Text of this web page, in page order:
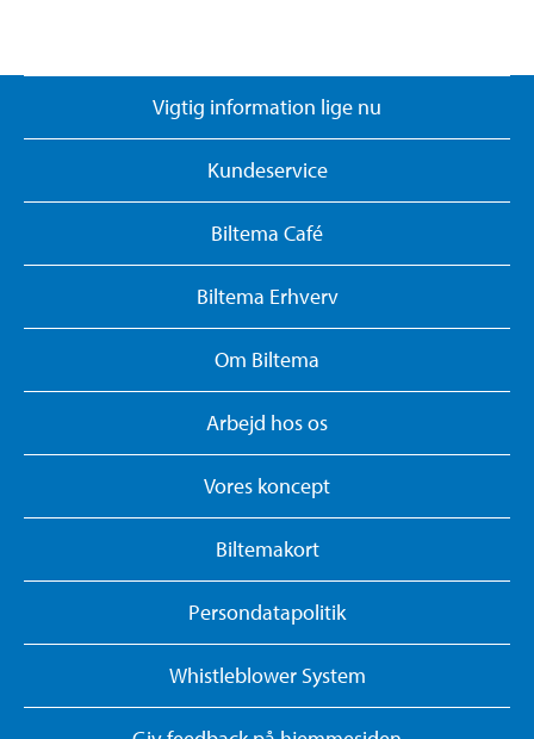
Vigtig information lige nu
Kundeservice
Biltema Café
Biltema Erhverv
Om Biltema
Arbejd hos os
Vores koncept
Biltemakort
Persondatapolitik
Whistleblower System